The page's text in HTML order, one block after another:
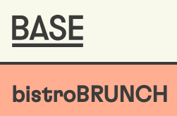
bistroBRUNCH